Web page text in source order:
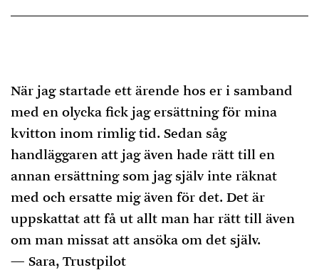
När jag startade ett ärende hos er i samband
med en olycka fick jag ersättning för mina
kvitton inom rimlig tid. Sedan såg
handläggaren att jag även hade rätt till en
annan ersättning som jag själv inte räknat
med och ersatte mig även för det. Det är
uppskattat att få ut allt man har rätt till även
om man missat att ansöka om det själv.
Sara, Trustpilot